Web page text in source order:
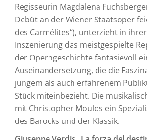
Regisseurin Magdalena
Debüt an der Wiener Staatsoper
des Carmélites“), unterzieht in
Inszenierung das meistgespielte
der Operngeschichte fantasievoll
Auseinandersetzung, die die
jungem als auch erfahrenem
Stück miteinbezieht. Die
mit Christopher Moulds ein
des Barocks und der Klassik.